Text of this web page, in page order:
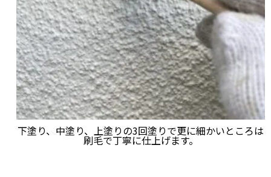
下塗り、中塗り、上塗りの3回塗りで更に細かいところは
刷毛で丁寧に仕上げます。